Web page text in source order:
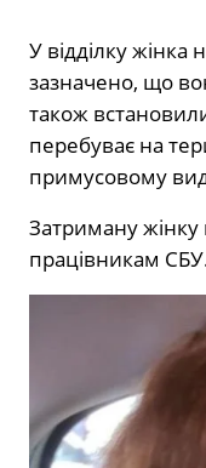
У відділку жінка
зазначено, що
також
перебуває на
примусовому
Затриману жінку
працівникам